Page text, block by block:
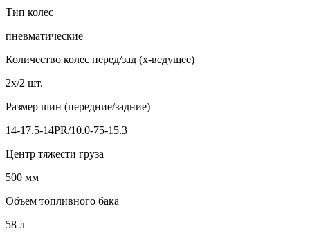
Тип колес
пневматические
Количество колес перед/зад (x-ведущее)
2x/2 шт.
Размер шин (передние/задние)
14-17.5-14PR/10.0-75-15.3
Центр тяжести груза
500 мм
Объем топливного бака
58 л